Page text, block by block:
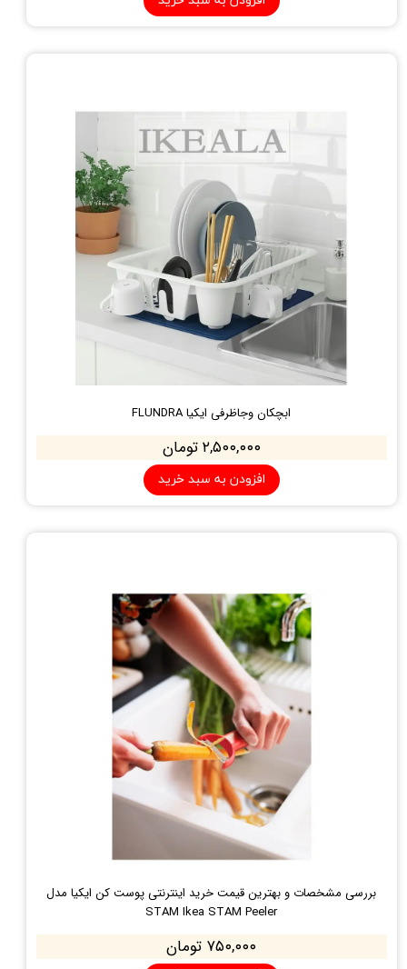
ابچکان وجاظرفی ایکیا FLUNDRA
۲,۵۰۰,۰۰۰ تومان
افزودن به سبد خرید
بررسی مشخصات و بهترین قیمت خرید اینترنتی پوست کن ایکیا مدل
STAM Ikea STAM Peeler
۷۵۰,۰۰۰ تومان